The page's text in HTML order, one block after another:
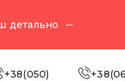
детально
+38(050)